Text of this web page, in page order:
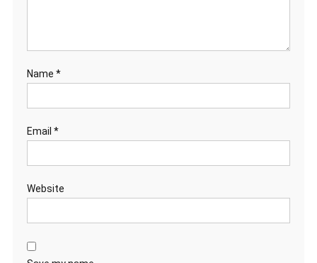
Name *
Email *
Website